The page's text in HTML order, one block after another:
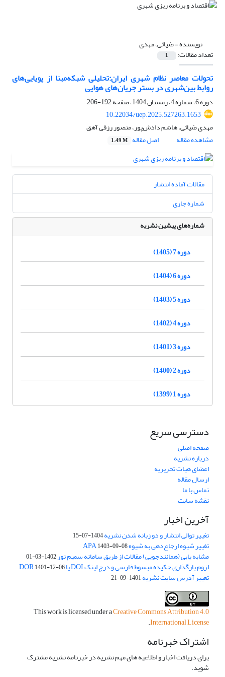
نویسنده =ضیائی، مهدی
تعداد مقالات: 1
تحولات معاصر نظام شهری ایران‌:تحلیلی شبکه‌مبنا از پویایی‌های
روابط بین‌شهری در بستر جریان‌های هوایی
دوره 6، شماره 4، زمستان 1404، صفحه
192-206
10.22034/uep.2025.527263.1653
مهدی ضیائی، هاشم دادش‌پور، منصور رزقی آهق
مشاهده مقاله
اصل مقاله 1.49 M
مقالات آماده انتشار
شماره جاری
شماره‌های پیشین نشریه
دوره 7 (1405)
دوره 6 (1404)
دوره 5 (1403)
دوره 4 (1402)
دوره 3 (1401)
دوره 2 (1400)
دوره 1 (1399)
دسترسی سریع
صفحه اصلی
درباره نشریه
اعضای هیات تحریریه
ارسال مقاله
تماس با ما
نقشه سایت
آخرین اخبار
تغییر توالی انتشار و دو زبانه شدن نشریه1404-07-15
تغییر شیوه ارجاع‌دهی به شیوه APA1403-09-08
مشابه یابی (همانندجویی) مقالات از طریق سامانه سمیم نور1402-03-01
لزوم بارگذاری چکیده مبسوط فارسی و درج لینک DOI یا DOR 1401-12-06
تغییر آدرس سایت نشریه1401-09-21
This work is licensed under aCreative Commons Attribution 4.0
International License
.
اشتراک خبرنامه
برای دریافت اخبار و اطلاعیه های مهم نشریه در خبرنامه نشریه مشترک
شوید.